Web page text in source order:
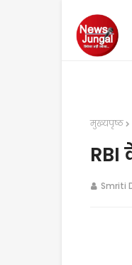
मुख्यपृष्ठ
RBI
Smriti